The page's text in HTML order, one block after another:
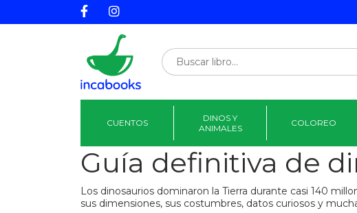
CUENTOS
DINOS Y
ANIMALES
COLOREO
Guía definitiva de
Los dinosaurios dominaron la Tierra durante casi 140
sus dimensiones, sus costumbres, datos curiosos y